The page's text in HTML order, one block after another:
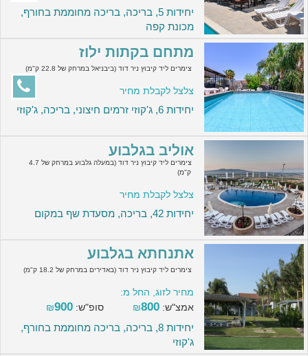
יחידות 5, בריכה, בריכה מחוממת בחורף,
מכונת קפה
מתחם בקתות ילוז
צימרים ליד קיבוץ ניר דוד (ביבניאל במרחק של 22.8 ק"מ)
צלצל לקבלת מחיר
יחידות 6, ג'קוזי זרמים חיצוני, בריכה, ג'קוזי
אוליב בגלבוע
צימרים ליד קיבוץ ניר דוד (במעלה גלבוע במרחק של 4.7
ק"מ)
צלצל לקבלת מחיר
יחידות 42, בריכה, מסעדת שף במקום
אתנחתא בגלבוע
צימרים ליד קיבוץ ניר דוד (באדירים במרחק של 18.2 ק"מ)
מחיר לזוג, החל מ:
אמצ"ש:
₪800 סופ"ש: ₪900
יחידות 8, בריכה, בריכה מחוממת בחורף,
ג'קוזי